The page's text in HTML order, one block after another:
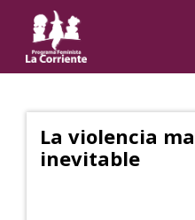
La violencia
inevitable